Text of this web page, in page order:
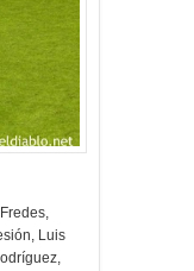
Fredes,
, Luis
,